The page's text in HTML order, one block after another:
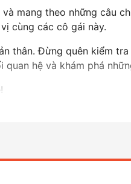
mang theo những câu
cùng các cô gái này.
thân. Đừng quên kiểm
hệ và khám phá